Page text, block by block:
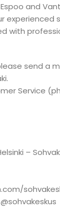
and
experienced
with
send a
Service
–